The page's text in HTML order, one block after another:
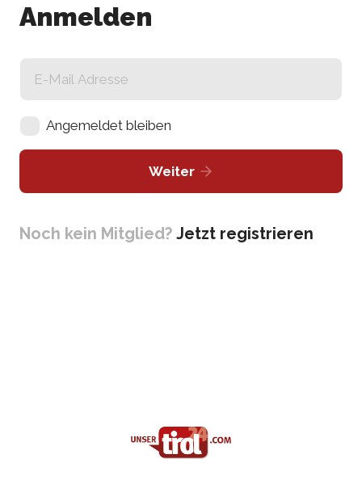
Anmelden
Angemeldet bleiben
Weiter
Noch kein Mitglied? Jetzt registrieren